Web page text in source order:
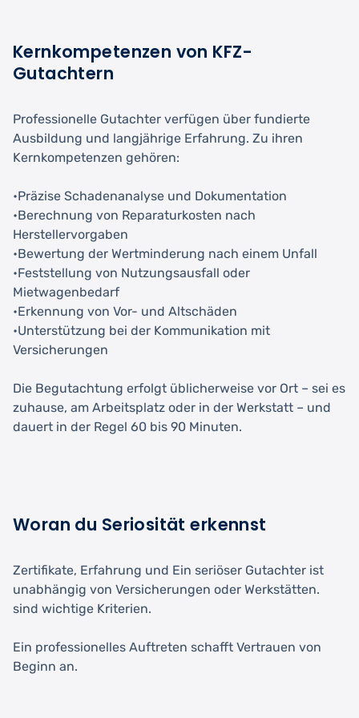
Kernkompetenzen von KFZ-
Gutachtern
Professionelle Gutachter verfügen über fundierte
Ausbildung und langjährige Erfahrung. Zu ihren
Kernkompetenzen gehören:
•Präzise Schadenanalyse und Dokumentation
•Berechnung von Reparaturkosten nach
Herstellervorgaben
•Bewertung der Wertminderung nach einem Unfall
•Feststellung von Nutzungsausfall oder
Mietwagenbedarf
•Erkennung von Vor- und Altschäden
•Unterstützung bei der Kommunikation mit
Versicherungen
Die Begutachtung erfolgt üblicherweise vor Ort – sei es
zuhause, am Arbeitsplatz oder in der Werkstatt – und
dauert in der Regel 60 bis 90 Minuten.
Woran du Seriosität erkennst
Zertifikate, Erfahrung und Ein seriöser Gutachter ist
unabhängig von Versicherungen oder Werkstätten.
sind wichtige Kriterien.
Ein professionelles Auftreten schafft Vertrauen von
Beginn an.